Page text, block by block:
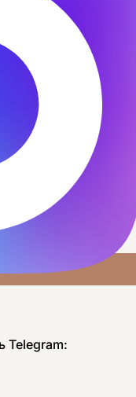
Telegram: